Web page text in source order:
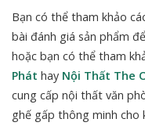
Bạn có thể tham khảo
bài đánh giá sản phẩm
hoặc bạn có thể tham
Phát hay Nội Thất The
cung cấp nội thất văn
ghế gấp thông minh cho